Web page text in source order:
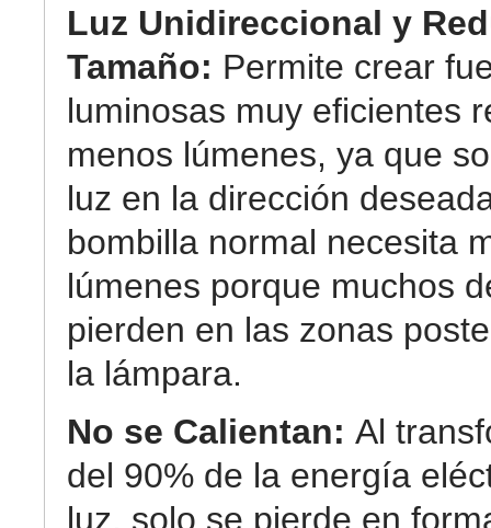
Luz Unidireccional y
Tamaño: Permite crear
luminosas muy eficientes
menos lúmenes, ya que
luz en la dirección
bombilla normal necesita
lúmenes porque muchos
pierden en las zonas
la lámpara.
No se Calientan: Al
del 90% de la energía
luz, solo se pierde en